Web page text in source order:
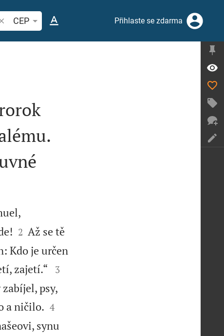
biblický verš nebo slovo
CEP Přihlaste se zdarma


2 Až se tě
Kdo je určen
zajetí.“ 

3
psy,
a ničilo.

4
synu